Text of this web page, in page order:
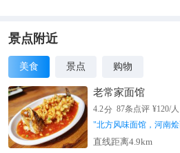
景点附近
美食 景点 购物
老常家面馆
4.2分 87条点评 ¥120/人
"北方风味面馆，河南烩
直线距离4.9km